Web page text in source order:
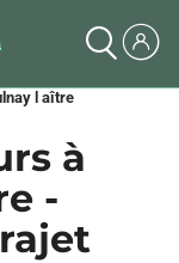
l aître
à
-